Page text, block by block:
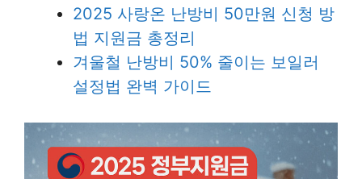
2025 사랑온 난방비 50만원 신청 방
법 지원금 총정리
겨울철 난방비 50% 줄이는 보일러
설정법 완벽 가이드